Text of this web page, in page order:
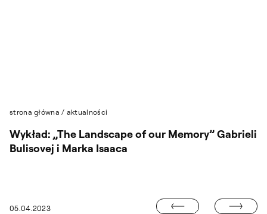
strona główna / aktualności
05.04.2023
Wykład: „The Landscape of our Memory” Gabrieli
Bulisovej i Marka Isaaca
WYSTAWA PROF. PIOTRA SMOLNICKIEGO
ŻYCZENIA